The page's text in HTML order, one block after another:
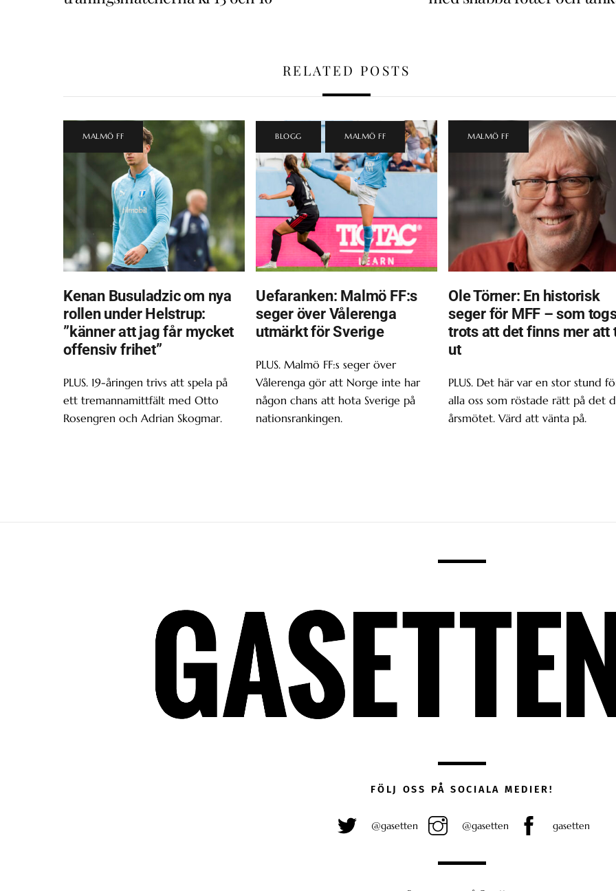
RELATED POSTS
MALMÖ FF
Kenan Busuladzic om nya
rollen under Helstrup:
”känner att jag får mycket
offensiv frihet”
PLUS. 19-åringen trivs att spela på
ett tremannamittfält med Otto
Rosengren och Adrian Skogmar.
BLOGG MALMÖ FF
Uefaranken: Malmö FF:s
seger över Vålerenga
utmärkt för Sverige
PLUS. Malmö FF:s seger över
Vålerenga gör att Norge inte har
någon chans att hota Sverige på
nationsrankingen.
MALMÖ FF
Ole Törner: En historisk
seger för MFF – som
trots att det finns mer att
ut
PLUS. Det här var en stor stund
alla oss som röstade rätt på det
årsmötet. Värd att vänta på.
FÖLJ OSS PÅ SOCIALA MEDIER!
@gasetten @gasetten gasetten